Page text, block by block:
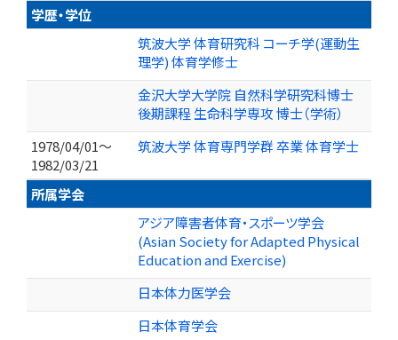
学歴・学位
筑波大学 体育研究科 コーチ学(運動生
理学) 体育学修士
金沢大学大学院 自然科学研究科博士
後期課程 生命科学専攻 博士（学術）
1978/04/01～
1982/03/21
筑波大学 体育専門学群 卒業 体育学士
所属学会
アジア障害者体育・スポーツ学会
(Asian Society for Adapted Physical
Education and Exercise)
日本体力医学会
日本体育学会